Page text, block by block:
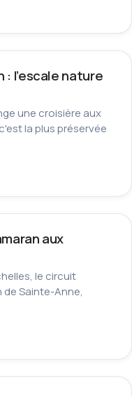
: l’escale nature
une croisière aux
la plus préservée
aux
le circuit
de Sainte-Anne,